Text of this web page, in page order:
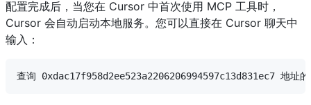
配置完成后，当您在 Cursor 中首次使用 MCP 工具时，
Cursor 会自动启动本地服务。您可以直接在 Cursor 聊天中
输入：